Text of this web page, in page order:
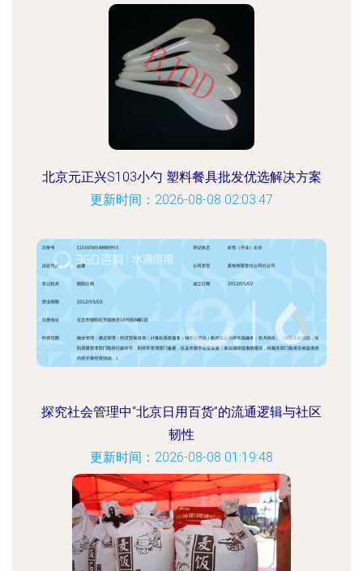
北京元正兴S103小勺 塑料餐具批发优选解决方案
更新时间：2026-08-08 02:03:47
探究社会管理中“北京日用百货”的流通逻辑与社区
韧性
更新时间：2026-08-08 01:19:48